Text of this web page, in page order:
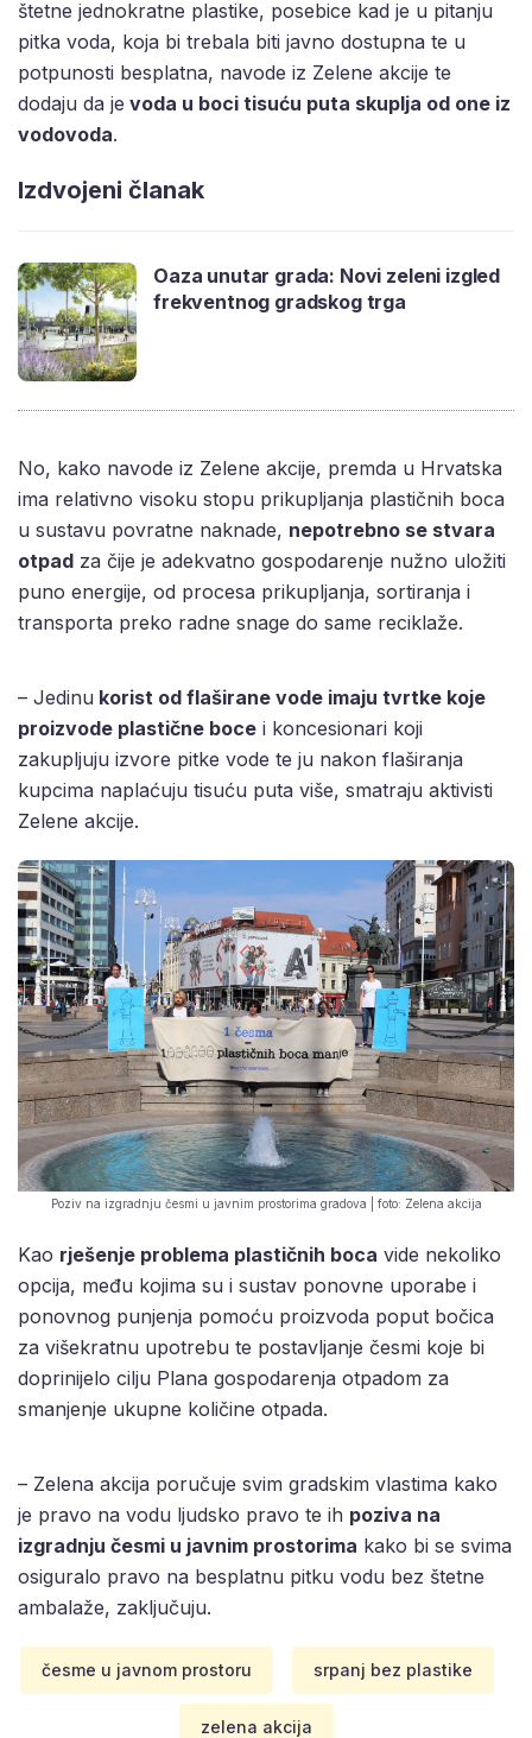
štetne jednokratne plastike, posebice kad je u pitanju
pitka voda, koja bi trebala biti javno dostupna te u
potpunosti besplatna, navode iz Zelene akcije te
dodaju da je voda u boci tisuću puta skuplja od one iz
vodovoda.
Izdvojeni članak
Oaza unutar grada: Novi zeleni izgled
frekventnog gradskog trga
No, kako navode iz Zelene akcije, premda u Hrvatska
ima relativno visoku stopu prikupljanja plastičnih boca
u sustavu povratne naknade, nepotrebno se stvara
otpad za čije je adekvatno gospodarenje nužno uložiti
puno energije, od procesa prikupljanja, sortiranja i
transporta preko radne snage do same reciklaže.
– Jedinu korist od flaširane vode imaju tvrtke koje
proizvode plastične boce i koncesionari koji
zakupljuju izvore pitke vode te ju nakon flaširanja
kupcima naplaćuju tisuću puta više, smatraju aktivisti
Zelene akcije.
Poziv na izgradnju česmi u javnim prostorima gradova | foto: Zelena akcija
Kao rješenje problema plastičnih boca vide nekoliko
opcija, među kojima su i sustav ponovne uporabe i
ponovnog punjenja pomoću proizvoda poput bočica
za višekratnu upotrebu te postavljanje česmi koje bi
doprinijelo cilju Plana gospodarenja otpadom za
smanjenje ukupne količine otpada.
– Zelena akcija poručuje svim gradskim vlastima kako
je pravo na vodu ljudsko pravo te ih poziva na
izgradnju česmi u javnim prostorima kako bi se svima
osiguralo pravo na besplatnu pitku vodu bez štetne
ambalaže, zaključuju.
česme u javnom prostoru srpanj bez plastike
zelena akcija